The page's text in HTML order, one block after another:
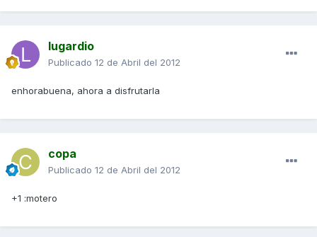
lugardio
Publicado 12 de Abril del 2012
enhorabuena, ahora a disfrutarla
copa
Publicado 12 de Abril del 2012
+1 :motero